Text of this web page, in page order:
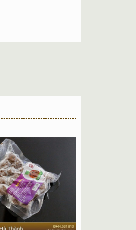
rất thơm, khi ăn bạn
hãng từ nhà sản